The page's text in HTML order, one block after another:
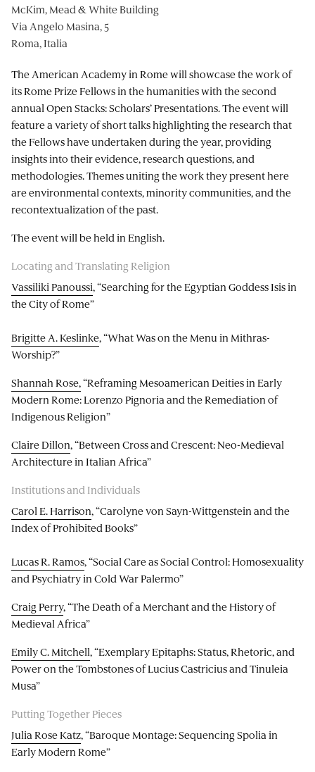
The American Academy in Rome will showcase the work of
its Rome Prize Fellows in the humanities with the second
annual Open Stacks: Scholars’ Presentations. The event will
feature a variety of short talks highlighting the research that
the Fellows have undertaken during the year, providing
insights into their evidence, research questions, and
methodologies. Themes uniting the work they present here
are environmental contexts, minority communities, and the
recontextualization of the past.
The event will be held in English.
Locating and Translating Religion
Vassiliki Panoussi, “Searching for the Egyptian Goddess Isis in
the City of Rome”
Brigitte A. Keslinke, “What Was on the Menu in Mithras-
Worship?”
Shannah Rose,“Reframing Mesoamerican Deities in Early
Modern Rome: Lorenzo Pignoria and the Remediation of
Indigenous Religion”
Claire Dillon, “Between Cross and Crescent: Neo-Medieval
Architecture in Italian Africa”
Institutions and Individuals
Carol E. Harrison, “Carolyne von Sayn-Wittgenstein and the
Index of Prohibited Books”
Lucas R. Ramos, “Social Care as Social Control: Homosexuality
and Psychiatry in Cold War Palermo”
Craig Perry, “The Death of a Merchant and the History of
Medieval Africa”
Emily C. Mitchell, “Exemplary Epitaphs: Status, Rhetoric, and
Power on the Tombstones of Lucius Castricius and Tinuleia
Musa”
Putting Together Pieces
Julia Rose Katz, “Baroque Montage: Sequencing Spolia in
Early Modern Rome”
McKim, Mead & White Building
Via Angelo Masina, 5
Roma, Italia